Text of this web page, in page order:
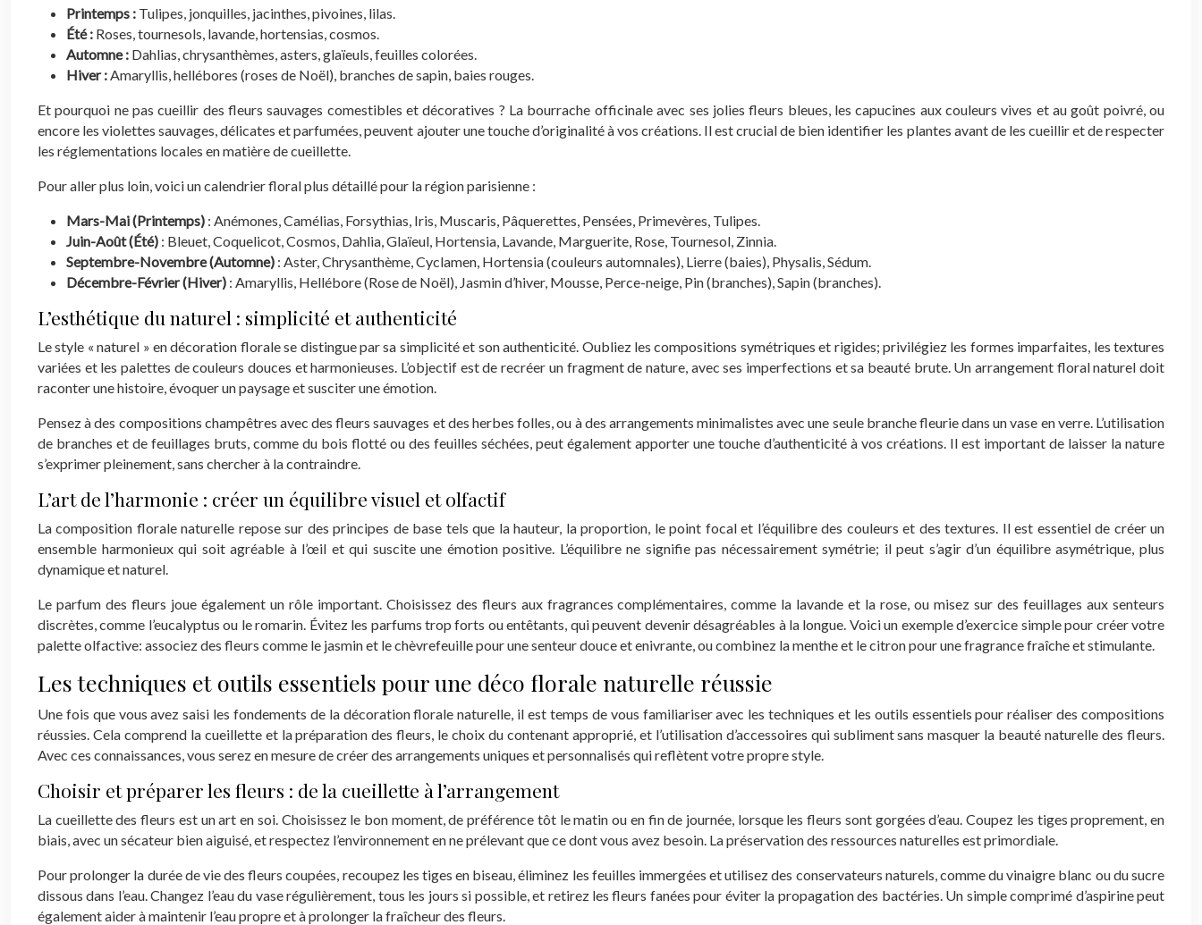
Printemps : Tulipes, jonquilles, jacinthes, pivoines, lilas.
Été : Roses, tournesols, lavande, hortensias, cosmos.
Automne : Dahlias, chrysanthèmes, asters, glaïeuls, feuilles colorées.
Hiver :Amaryllis, hellébores (roses de Noël), branches de sapin, baies rouges.
Et pourquoi ne pas cueillir des fleurs sauvages comestibles et décoratives ? La bourrache officinale avec ses jolies fleurs bleues, les capucines aux couleurs vives et au goût poivré, ou
encore les violettes sauvages, délicates et parfumées, peuvent ajouter une touche d’originalité à vos créations. Il est crucial de bien identifier les plantes avant de les cueillir et de respecter
les réglementations locales en matière de cueillette.
Pour aller plus loin, voici un calendrier floral plus détaillé pour la région parisienne :
Mars-Mai (Printemps) : Anémones, Camélias, Forsythias, Iris, Muscaris, Pâquerettes, Pensées, Primevères, Tulipes.
Juin-Août (Été) : Bleuet, Coquelicot, Cosmos, Dahlia, Glaïeul, Hortensia, Lavande, Marguerite, Rose, Tournesol, Zinnia.
Septembre-Novembre (Automne) : Aster, Chrysanthème, Cyclamen, Hortensia (couleurs automnales), Lierre (baies), Physalis, Sédum.
Décembre-Février (Hiver) : Amaryllis, Hellébore (Rose de Noël), Jasmin d’hiver, Mousse, Perce-neige, Pin (branches), Sapin (branches).
L’esthétique du naturel : simplicité et authenticité
Le style « naturel » en décoration florale se distingue par sa simplicité et son authenticité. Oubliez les compositions symétriques et rigides; privilégiez les formes imparfaites, les textures
variées et les palettes de couleurs douces et harmonieuses. L’objectif est de recréer un fragment de nature, avec ses imperfections et sa beauté brute. Un arrangement floral naturel doit
raconter une histoire, évoquer un paysage et susciter une émotion.
Pensez à des compositions champêtres avec des fleurs sauvages et des herbes folles, ou à des arrangements minimalistes avec une seule branche fleurie dans un vase en verre. L’utilisation
de branches et de feuillages bruts, comme du bois flotté ou des feuilles séchées, peut également apporter une touche d’authenticité à vos créations. Il est important de laisser la nature
s’exprimer pleinement, sans chercher à la contraindre.
L’art de l’harmonie : créer un équilibre visuel et olfactif
La composition florale naturelle repose sur des principes de base tels que la hauteur, la proportion, le point focal et l’équilibre des couleurs et des textures. Il est essentiel de créer un
ensemble harmonieux qui soit agréable à l’œil et qui suscite une émotion positive. L’équilibre ne signifie pas nécessairement symétrie; il peut s’agir d’un équilibre asymétrique, plus
dynamique et naturel.
Le parfum des fleurs joue également un rôle important. Choisissez des fleurs aux fragrances complémentaires, comme la lavande et la rose, ou misez sur des feuillages aux senteurs
discrètes, comme l’eucalyptus ou le romarin. Évitez les parfums trop forts ou entêtants, qui peuvent devenir désagréables à la longue. Voici un exemple d’exercice simple pour créer votre
palette olfactive: associez des fleurs comme le jasmin et le chèvrefeuille pour une senteur douce et enivrante, ou combinez la menthe et le citron pour une fragrance fraîche et stimulante.
Les techniques et outils essentiels pour une déco florale naturelle réussie
Une fois que vous avez saisi les fondements de la décoration florale naturelle, il est temps de vous familiariser avec les techniques et les outils essentiels pour réaliser des compositions
réussies. Cela comprend la cueillette et la préparation des fleurs, le choix du contenant approprié, et l’utilisation d’accessoires qui subliment sans masquer la beauté naturelle des fleurs.
Avec ces connaissances, vous serez en mesure de créer des arrangements uniques et personnalisés qui reflètent votre propre style.
Choisir et préparer les fleurs : de la cueillette à l’arrangement
La cueillette des fleurs est un art en soi. Choisissez le bon moment, de préférence tôt le matin ou en fin de journée, lorsque les fleurs sont gorgées d’eau. Coupez les tiges proprement, en
biais, avec un sécateur bien aiguisé, et respectez l’environnement en ne prélevant que ce dont vous avez besoin. La préservation des ressources naturelles est primordiale.
Pour prolonger la durée de vie des fleurs coupées, recoupez les tiges en biseau, éliminez les feuilles immergées et utilisez des conservateurs naturels, comme du vinaigre blanc ou du sucre
dissous dans l’eau. Changez l’eau du vase régulièrement, tous les jours si possible, et retirez les fleurs fanées pour éviter la propagation des bactéries. Un simple comprimé d’aspirine peut
également aider à maintenir l’eau propre et à prolonger la fraîcheur des fleurs.